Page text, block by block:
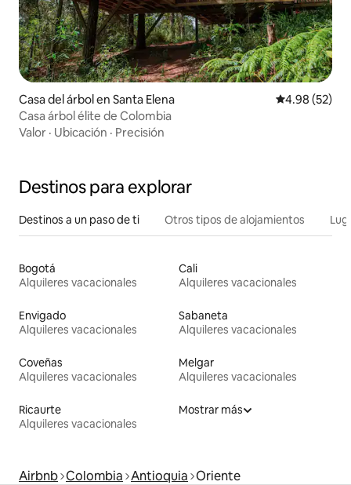
Casa del árbol en Santa Elena Calificación
4.98 (52)
Casa árbol élite de Colombia
Valor · Ubicación · Precisión
Destinos para explorar
Destinos a un paso de ti Otros tipos de alojamientos
Bogotá
Alquileres vacacionales
Cali
Alquileres vacacionales
Envigado
Alquileres vacacionales
Sabaneta
Alquileres vacacionales
Coveñas
Alquileres vacacionales
Melgar
Alquileres vacacionales
Ricaurte
Alquileres vacacionales
Mostrar más
Airbnb Colombia Antioquia Oriente